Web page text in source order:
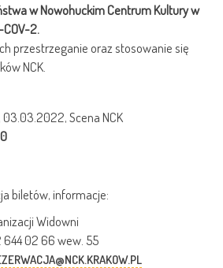
w Nowohuckim Centrum Kultury w
2.
przestrzeganie oraz stosowanie się
NCK.
03.03.2022, Scena NCK
biletów, informacje:
Widowni
644 02 66 wew. 55